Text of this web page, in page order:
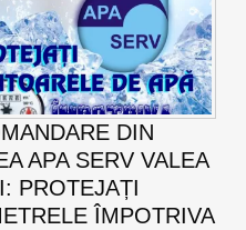
DIN
APA SERV VALEA
PROTEJAȚI
ÎMPOTRIVA